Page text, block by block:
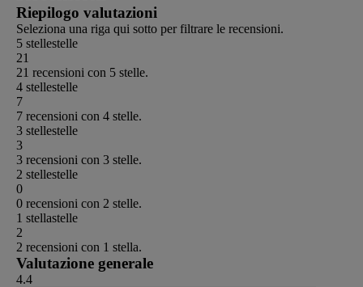
Riepilogo valutazioni
Seleziona una riga qui sotto per filtrare le recensioni.
5 stellestelle
21
21 recensioni con 5 stelle.
4 stellestelle
7
7 recensioni con 4 stelle.
3 stellestelle
3
3 recensioni con 3 stelle.
2 stellestelle
0
0 recensioni con 2 stelle.
1 stellastelle
2
2 recensioni con 1 stella.
Valutazione generale
4.4